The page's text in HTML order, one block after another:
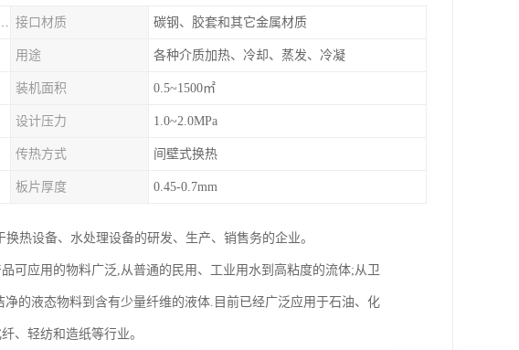
、哈式合金C-276、TA1等 接口材质 碳钢、胶套和其它金属材质
用途 各种介质加热、冷却、蒸发、冷凝
装机面积 0.5~1500㎡
设计压力 1.0~2.0MPa
传热方式 间壁式换热
板片厚度 0.45-0.7mm
热设备、水处理设备的研发、生产、销售务的企业。
可应用的物料广泛,从普通的民用、工业用水到高粘度的流体;从卫
的液态物料到含有少量纤维的液体.目前已经广泛应用于石油、化
、轻纺和造纸等行业。